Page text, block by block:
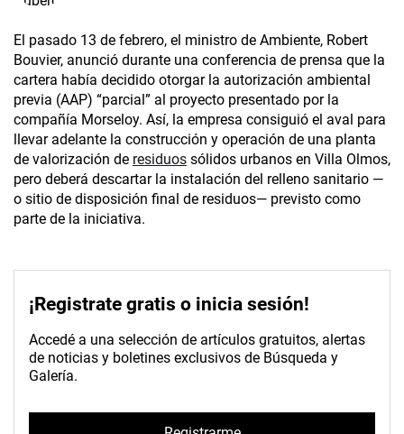
El pasado 13 de febrero, el ministro de Ambiente, Robert
Bouvier, anunció durante una conferencia de prensa que la
cartera había decidido otorgar la autorización ambiental
previa (AAP) “parcial” al proyecto presentado por la
compañía Morseloy. Así, la empresa consiguió el aval para
llevar adelante la construcción y operación de una planta
de valorización de residuos sólidos urbanos en Villa Olmos,
pero deberá descartar la instalación del relleno sanitario —
o sitio de disposición final de residuos— previsto como
parte de la iniciativa.
¡Registrate gratis o inicia sesión!
Accedé a una selección de artículos gratuitos, alertas
de noticias y boletines exclusivos de Búsqueda y
Galería.